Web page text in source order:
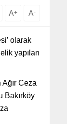
A+ A-
olarak
yapılan
Ceza
Bakırköy